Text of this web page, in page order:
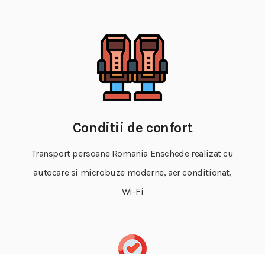
Conditii de confort
Transport persoane Romania Enschede realizat cu
autocare si microbuze moderne, aer conditionat,
Wi-Fi